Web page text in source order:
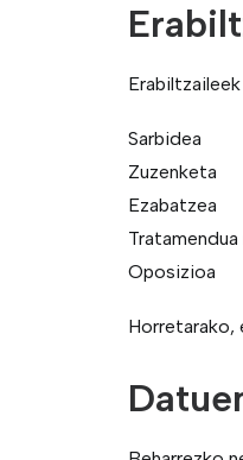
Sarbidea
Zuzenketa
Ezabatzea
Oposizioa
Horretarako,